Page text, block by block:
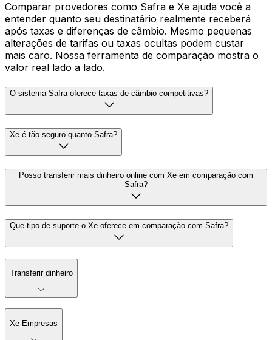
Comparar provedores como Safra e Xe ajuda você a
entender quanto seu destinatário realmente receberá
após taxas e diferenças de câmbio. Mesmo pequenas
alterações de tarifas ou taxas ocultas podem custar
mais caro. Nossa ferramenta de comparação mostra o
valor real lado a lado.
O sistema Safra oferece taxas de câmbio competitivas?
Xe é tão seguro quanto Safra?
Posso transferir mais dinheiro online com Xe em comparação com
Safra?
Que tipo de suporte o Xe oferece em comparação com Safra?
Transferir dinheiro
Xe Empresas